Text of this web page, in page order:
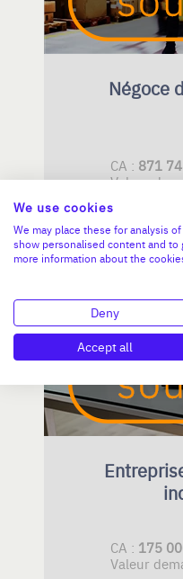
Négoce
CA : 871
Valeur
N°18518
CA : 175
Valeur
We use cookies
We may place these for analysis
show personalised content and to
more information about the
Deny
Accept all